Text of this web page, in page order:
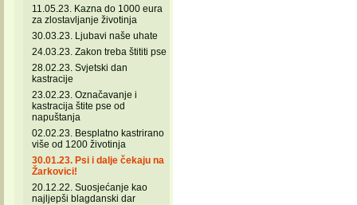
11.05.23. Kazna do 1000 eura
za zlostavljanje životinja
30.03.23. Ljubavi naše uhate
24.03.23. Zakon treba štititi pse
28.02.23. Svjetski dan
kastracije
23.02.23. Označavanje i
kastracija štite pse od
napuštanja
02.02.23. Besplatno kastrirano
više od 1200 životinja
30.01.23. Psi i dalje čekaju na
Žarkovici!
20.12.22. Suosjećanje kao
najljepši blagdanski dar